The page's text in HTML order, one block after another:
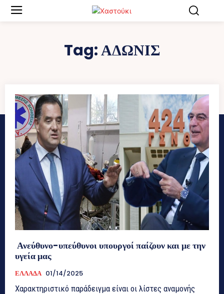
Tag:ΑΔΩΝΙΣ
Ανεύθυνο-υπεύθυνοι υπουργοί παίζουν και με την
υγεία μας
ΕΛΛΑΔΑ 01/14/2025
Χαρακτηριστικό παράδειγμα είναι οι λίστες αναμονής